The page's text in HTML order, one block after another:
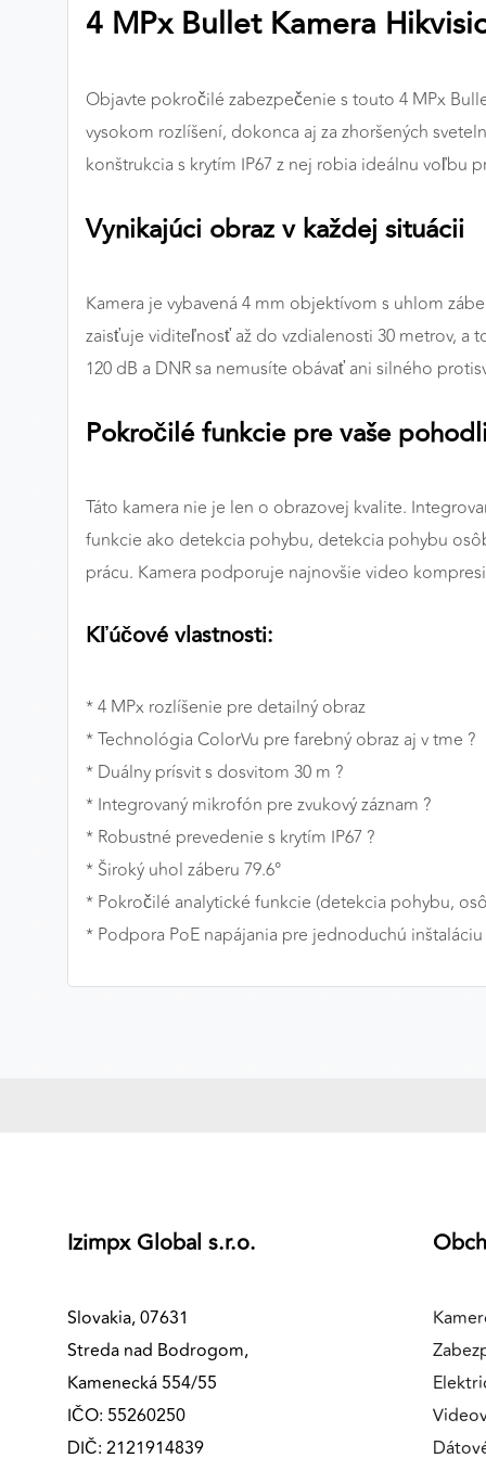
4 MPx Bullet Kamera
Objavte pokročilé zabezpečenie s touto 4 MPx
vysokom rozlíšení, dokonca aj za zhoršených
konštrukcia s krytím IP67 z nej robia ideálnu voľbu
Vynikajúci obraz v každej situácii
Kamera je vybavená 4 mm objektívom s uhlom
zaisťuje viditeľnosť až do vzdialenosti 30 metrov, a
120 dB a DNR sa nemusíte obávať ani silného
Pokročilé funkcie pre vaše
Táto kamera nie je len o obrazovej kvalite.
funkcie ako detekcia pohybu, detekcia pohybu
prácu. Kamera podporuje najnovšie video
Kľúčové vlastnosti:
* 4 MPx rozlíšenie pre detailný obraz
* Technológia ColorVu pre farebný obraz aj v tme ?
* Duálny prísvit s dosvitom 30 m ?
* Integrovaný mikrofón pre zvukový záznam ?
* Robustné prevedenie s krytím IP67 ?️
* Široký uhol záberu 79.6°
* Pokročilé analytické funkcie (detekcia pohybu,
* Podpora PoE napájania pre jednoduchú inštaláciu
Izimpx Global s.r.o.
Slovakia, 07631
Streda nad Bodrogom,
Kamenecká 554/55
IČO: 55260250
DIČ: 2121914839
Preferenčné cookies
ANALYTICKÉ COOKIES
Analytické cookies nám umožňujú meranie výkonu
nášho webu. Ich pomocou určujeme počet návštev a
pomocou týchto cookies spracovávame anonymne a
cookies môžeme optimalizovať výkon a funkčnosť
našich stránok.
Poskytovateľ: Google
MARKETINGOVÉ COOKIES
Marketingové cookies sa používajú na sledovanie
správania používateľov naprieč webovými stránkami.
relevantnú reklamu, a to na našom webe aj v
Google Ads
Poskytovateľ: